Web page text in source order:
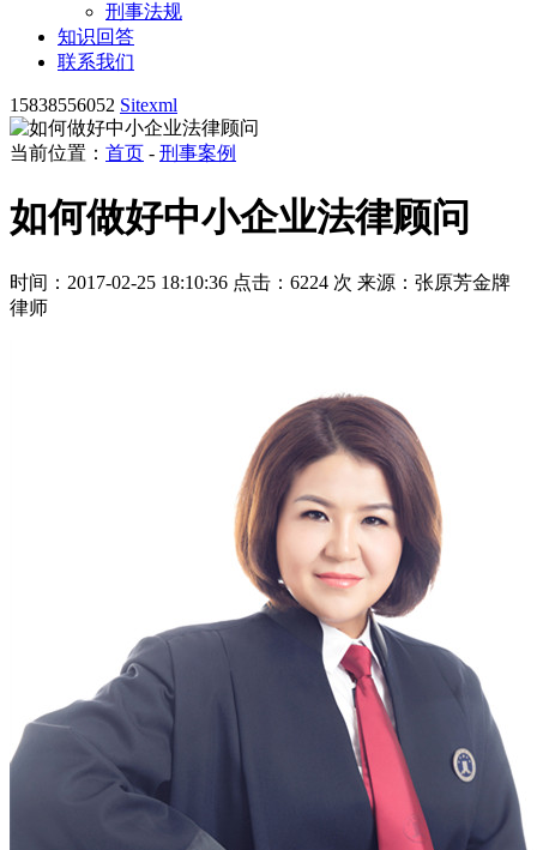
刑事法规
知识回答
联系我们
15838556052 Sitexml
当前位置： 首页 - 刑事案例
如何做好中小企业法律顾问
时间：2017-02-25 18:10:36 点击：6224 次 来源：张原芳金牌
律师